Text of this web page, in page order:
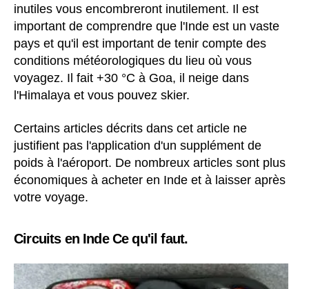
inutiles vous encombreront inutilement. Il est
important de comprendre que l'Inde est un vaste
pays et qu'il est important de tenir compte des
conditions météorologiques du lieu où vous
voyagez. Il fait +30 °C à Goa, il neige dans
l'Himalaya et vous pouvez skier.
Certains articles décrits dans cet article ne
justifient pas l'application d'un supplément de
poids à l'aéroport. De nombreux articles sont plus
économiques à acheter en Inde et à laisser après
votre voyage.
Circuits en Inde Ce qu'il faut.